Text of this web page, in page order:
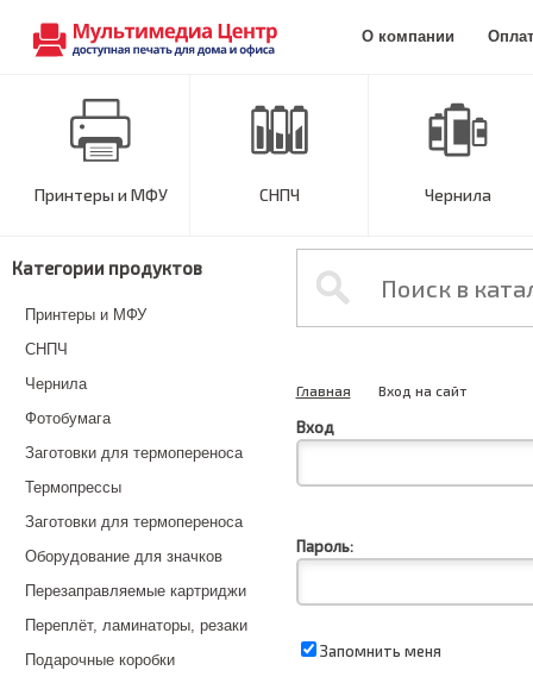
О компании
Принтеры и МФУ СНПЧ Чернила
Категории продуктов
Принтеры и МФУ
СНПЧ
Чернила
Фотобумага
Заготовки для термопереноса
Термопрессы
Заготовки для термопереноса
Оборудование для значков
Перезаправляемые картриджи
Переплёт, ламинаторы, резаки
Подарочные коробки
Главная Вход на сайт
Вход
Пароль:
Запомнить меня